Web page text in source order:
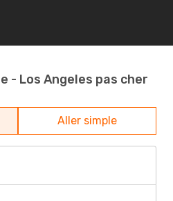
- Los Angeles pas cher
Aller simple